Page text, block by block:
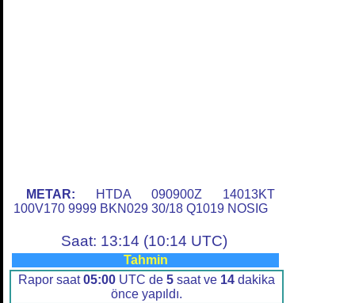
METAR: HTDA 090900Z 14013KT
100V170 9999 BKN029 30/18 Q1019 NOSIG
Saat: 13:14 (10:14 UTC)
Tahmin
Rapor saat05:00 UTC de 5 saat ve 14 dakika
önce yapıldı.